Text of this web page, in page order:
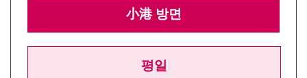
小港 방면
평일